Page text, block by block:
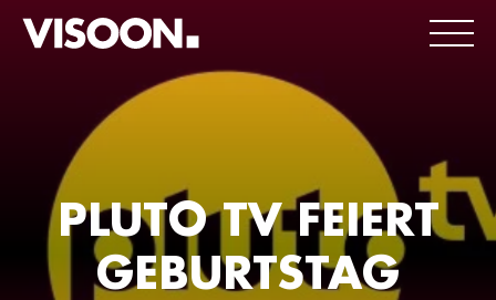
PLUTO TV FEIERT
GEBURTSTAG